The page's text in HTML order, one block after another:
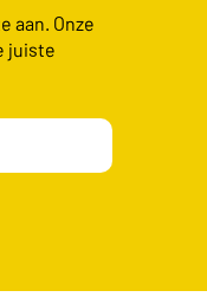
aan. Onze
juiste